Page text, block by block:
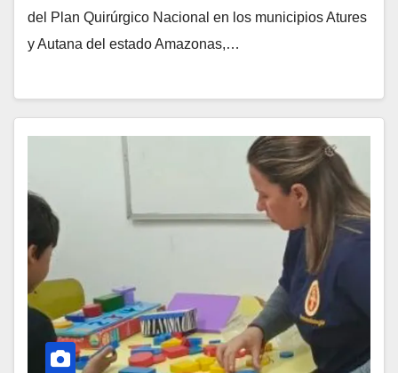
del Plan Quirúrgico Nacional en los municipios Atures
y Autana del estado Amazonas,…